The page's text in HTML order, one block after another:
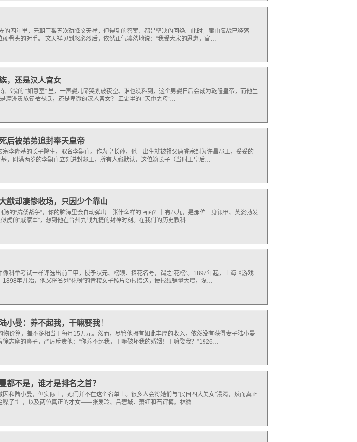
的四年里，元朝三番五次劝降文天祥，但得到的答案，都是坚决的回绝。此时，崖山海战已经落
骨头的对手。 文天祥见到忽必烈后，依然正气凛然地说：“我受大宋的恩惠，官…
，还是汉人宫女
书院的 “如意室” 里，一声婴儿啼哭划破夜空。谁也没料到，这个男婴日后会成为乾隆皇帝，而他生
洲贵族钮祜禄氏，还是卑微的汉人宫女？ 正史里的 “天命之母”…
后被弟弟追封奉天皇帝
李隆基的长子降生，取名李嗣直。作为皇长孙，他一出生就被祖父唐睿宗封为许昌郡王，妥妥的
，刚满两岁的李嗣直立刻进封郯王，所有人都默认，这位嫡长子（当时王皇后…
猷却凄惨收场，只因少个靠山
的“抗倭战争”，你的脑海里会自动弹出一张什么样的画面？十有八九，是那位一身银甲、英姿勃发
虎的“戚家军”，想到他在台州九战九捷的封神时刻。在我们的历史教科…
科举考试一样评选出前三甲，授予状元、榜眼、探花名号，谓之“花榜”。1897年起，上海《游戏
年开始，他又将名列“花榜”的青楼女子照片随报赠送，使报纸销量大增，深…
小曼：养不起我，干嘛娶我！
价算，差不多相当于每月15万元。然而，尽管他拥有如此丰厚的收入，依然没有获得妻子陆小曼
志摩的鼻子，严厉斥责他：“你养不起我，干嘛破坏我的婚姻！干嘛娶我？”1926…
都不是，谁才是排名之首？
和陆小曼，但实际上，她们并不在这个名单上。很多人会将她们与“民国四大美女”混淆，然而真正
嗓子”），以及两位真正的才女——张爱玲、吕碧城、萧红和石评梅。林徽…